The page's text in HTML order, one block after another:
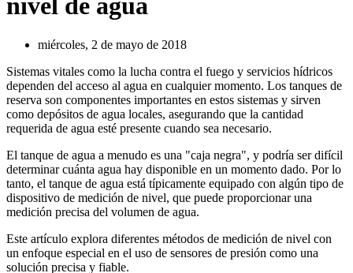
nivel de agua
miércoles, 2 de mayo de 2018
Sistemas vitales como la lucha contra el fuego y servicios hídricos
dependen del acceso al agua en cualquier momento. Los tanques de
reserva son componentes importantes en estos sistemas y sirven
como depósitos de agua locales, asegurando que la cantidad
requerida de agua esté presente cuando sea necesario.
El tanque de agua a menudo es una "caja negra", y podría ser difícil
determinar cuánta agua hay disponible en un momento dado. Por lo
tanto, el tanque de agua está típicamente equipado con algún tipo de
dispositivo de medición de nivel, que puede proporcionar una
medición precisa del volumen de agua.
Este artículo explora diferentes métodos de medición de nivel con
un enfoque especial en el uso de sensores de presión como una
solución precisa y fiable.